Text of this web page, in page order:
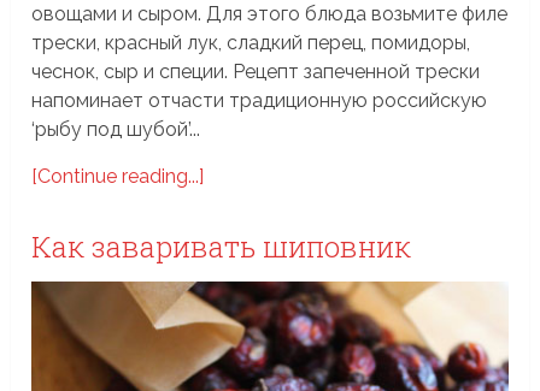
овощами и сыром. Для этого блюда возьмите филе
трески, красный лук, сладкий перец, помидоры,
чеснок, сыр и специи. Рецепт запеченной трески
напоминает отчасти традиционную российскую
‘рыбу под шубой’...
[Continue reading...]
Как заваривать шиповник